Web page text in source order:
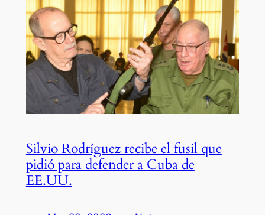
Silvio Rodríguez recibe el fusil que
pidió para defender a Cuba de
EE.UU.